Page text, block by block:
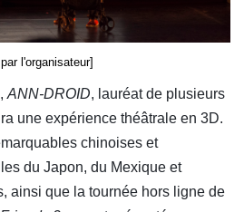
l'organisateur]
ANN-DROID, lauréat de plusieurs
une expérience théâtrale en 3D.
chinoises et
du Japon, du Mexique et
ainsi que la tournée hors ligne de